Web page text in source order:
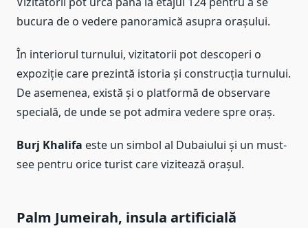
bucura de o vedere panoramică asupra orașului.
În interiorul turnului, vizitatorii pot descoperi o
expoziție care prezintă istoria și construcția turnului.
De asemenea, există și o platformă de observare
specială, de unde se pot admira vedere spre oraș.
Burj Khalifa este un simbol al Dubaiului și un must-
see pentru orice turist care vizitează orașul.
Palm Jumeirah, insula artificială